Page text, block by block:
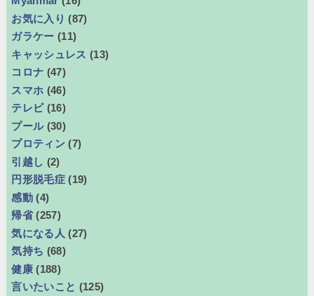
お気に入り (87)
ガラケー (11)
キャッシュレス (13)
コロナ (47)
スマホ (46)
テレビ (16)
プール (30)
プロティン (7)
引越し (2)
円形脱毛症 (19)
感動 (4)
帰省 (257)
気になる人 (27)
気持ち (68)
健康 (188)
言いたいこと (125)